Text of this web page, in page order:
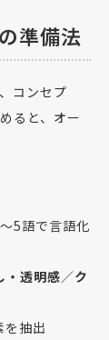
準備法
コンセプ
ると、オー
5語で言語化
・透明感／ク
を抽出